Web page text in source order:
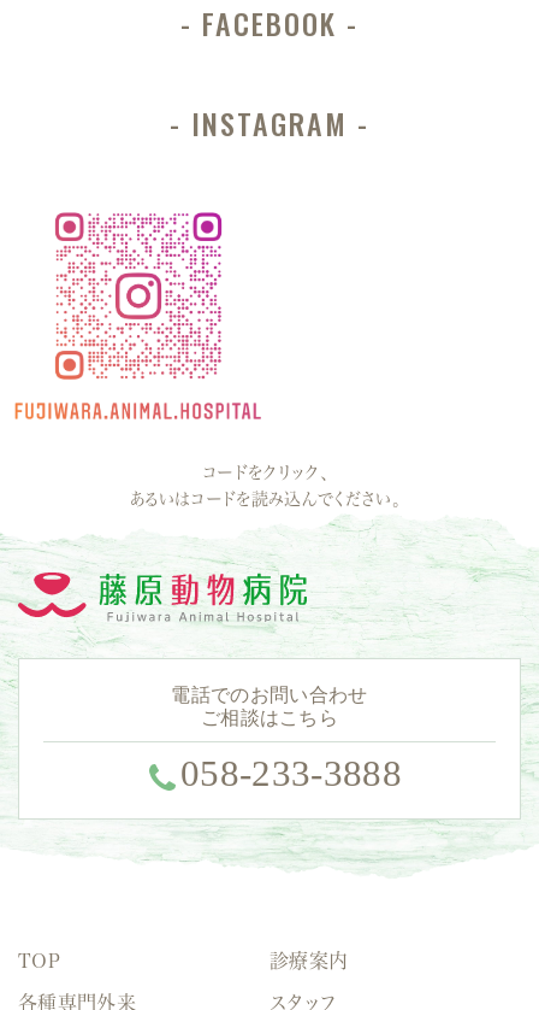
FACEBOOK
INSTAGRAM
コードをクリック、
あるいはコードを読み込んでください。
電話でのお問い合わせ
ご相談はこちら
058-233-3888
TOP 診療案内
各種専門外来 スタッフ